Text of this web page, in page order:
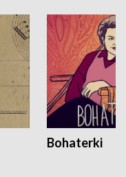
Bohaterki